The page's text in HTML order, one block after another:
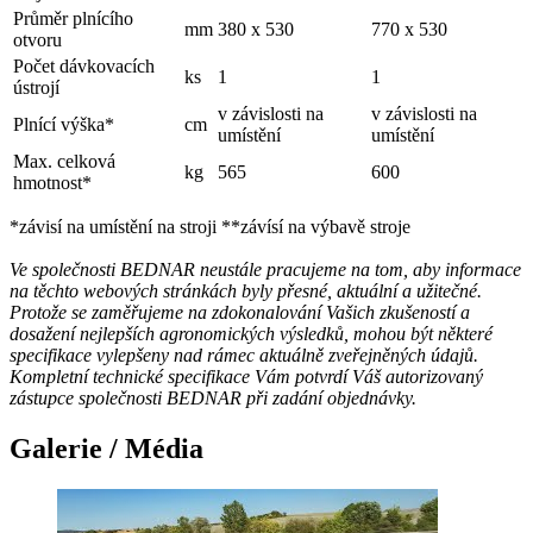
Průměr plnícího
otvoru
mm 380 x 530
770 x 530
Počet dávkovacích
ústrojí
ks 1 1
Plnící výška* cm
v závislosti na
umístění
v závislosti na
umístění
Max. celková
hmotnost*
kg 565 600
*závisí na umístění na stroji **závísí na výbavě stroje
Ve společnosti BEDNAR neustále pracujeme na tom, aby informace
na těchto webových stránkách byly přesné, aktuální a užitečné.
Protože se zaměřujeme na zdokonalování Vašich zkušeností a
dosažení nejlepších agronomických výsledků, mohou být některé
specifikace vylepšeny nad rámec aktuálně zveřejněných údajů.
Kompletní technické specifikace Vám potvrdí Váš autorizovaný
zástupce společnosti BEDNAR při zadání objednávky.
Galerie / Média